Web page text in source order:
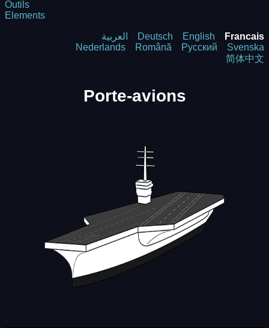
Outils
Elements
العربية Deutsch English
Francais
Nederlands
Română Русский
Svenska
简体中文
Porte-avions